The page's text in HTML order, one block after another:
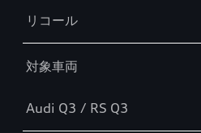
リコール
対象車両
Audi Q3 / RS Q3